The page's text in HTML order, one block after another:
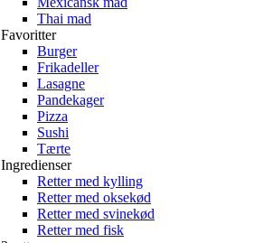
Thai mad
Favoritter
Burger
Frikadeller
Lasagne
Pandekager
Pizza
Sushi
Tærte
Ingredienser
Retter med kylling
Retter med oksekød
Retter med svinekød
Retter med fisk